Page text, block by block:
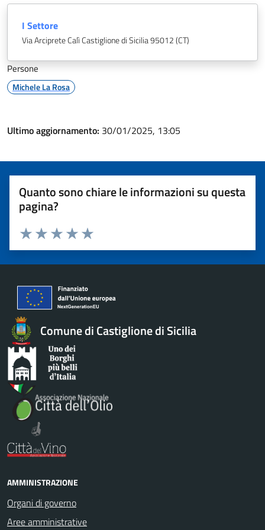
I Settore
Via Arciprete Calì Castiglione di Sicilia 95012 (CT)
Persone
Michele La Rosa
Ultimo aggiornamento: 30/01/2025, 13:05
Quanto sono chiare le informazioni su questa
pagina?
Valuta 5 stelle su 5
Valuta 4 stelle su 5
Valuta 3 stelle su 5
Valuta 2 stelle su 5
Valuta 1 stelle su 5
Comune di Castiglione di Sicilia
AMMINISTRAZIONE
Organi di governo
Aree amministrative